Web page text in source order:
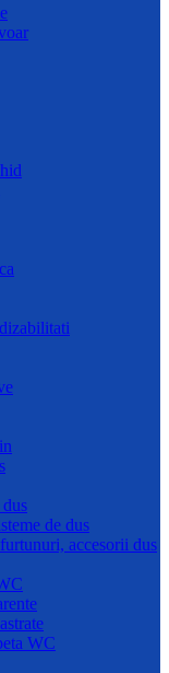
de dus
accesorii dus
WC